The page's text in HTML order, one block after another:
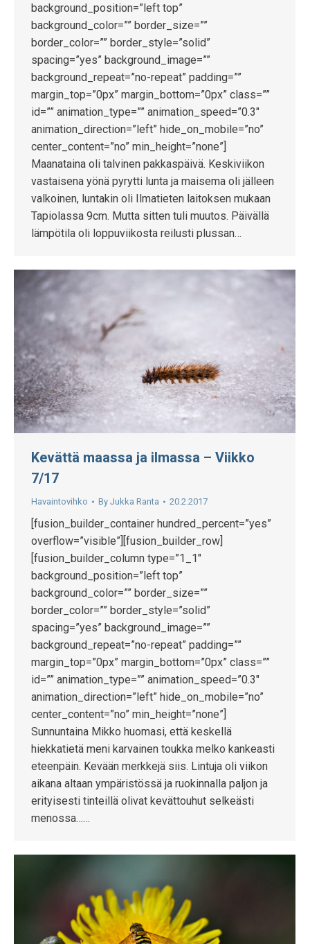
background_position=”left top”
background_color=”” border_size=””
border_color=”” border_style=”solid”
spacing=”yes” background_image=””
background_repeat=”no-repeat” padding=””
margin_top=”0px” margin_bottom=”0px” class=””
id=”” animation_type=”” animation_speed=”0.3″
animation_direction=”left” hide_on_mobile=”no”
center_content=”no” min_height=”none”]
Maanataina oli talvinen pakkaspäivä. Keskiviikon
vastaisena yönä pyrytti lunta ja maisema oli jälleen
valkoinen, luntakin oli Ilmatieten laitoksen mukaan
Tapiolassa 9cm. Mutta sitten tuli muutos. Päivällä
lämpötila oli loppuviikosta reilusti plussan…
Kevättä maassa ja ilmassa – Viikko
7/17
Havaintovihko By Jukka Ranta 20.2.2017
[fusion_builder_container hundred_percent=”yes”
overflow=”visible”][fusion_builder_row]
[fusion_builder_column type=”1_1″
background_position=”left top”
background_color=”” border_size=””
border_color=”” border_style=”solid”
spacing=”yes” background_image=””
background_repeat=”no-repeat” padding=””
margin_top=”0px” margin_bottom=”0px” class=””
id=”” animation_type=”” animation_speed=”0.3″
animation_direction=”left” hide_on_mobile=”no”
center_content=”no” min_height=”none”]
Sunnuntaina Mikko huomasi, että keskellä
hiekkatietä meni karvainen toukka melko kankeasti
eteenpäin. Kevään merkkejä siis. Lintuja oli viikon
aikana altaan ympäristössä ja ruokinnalla paljon ja
erityisesti tinteillä olivat kevättouhut selkeästi
menossa……